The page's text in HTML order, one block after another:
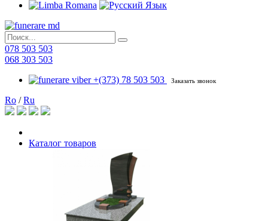
078 503 503
068 303 503
+(373) 78 503 503
Заказать звонок
Ro /Ru
Каталог товаров